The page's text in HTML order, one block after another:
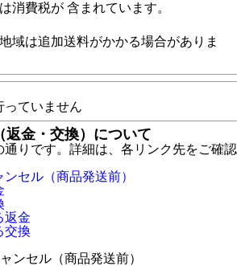
消費税が 含まれています。
域は追加送料がかかる場合がありま
っていません
返金・交換）について
通りです。詳細は、各リンク先をご確認
セル（商品発送前）
返金
交換
ンセル（商品発送前）